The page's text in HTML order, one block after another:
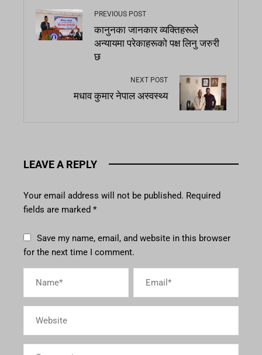
PREVIOUS POST
कानुनका जानकार व्यक्तिहरूले
अन्यायमा परेकाहरूको पक्ष लिनु जरुरी
छ
NEXT POST
मधाव कुमार नेपाल अस्वस्थ्य
LEAVE A REPLY
Your email address will not be published. Required
fields are marked *
Save my name, email, and website in this browser
for the next time I comment.